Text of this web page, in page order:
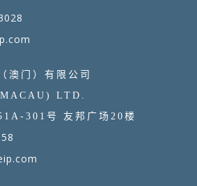
澳门）有限公司
LTD.
301号 友邦广场20楼